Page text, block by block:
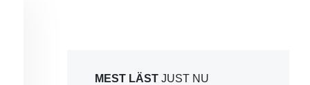
MEST LÄST JUST NU